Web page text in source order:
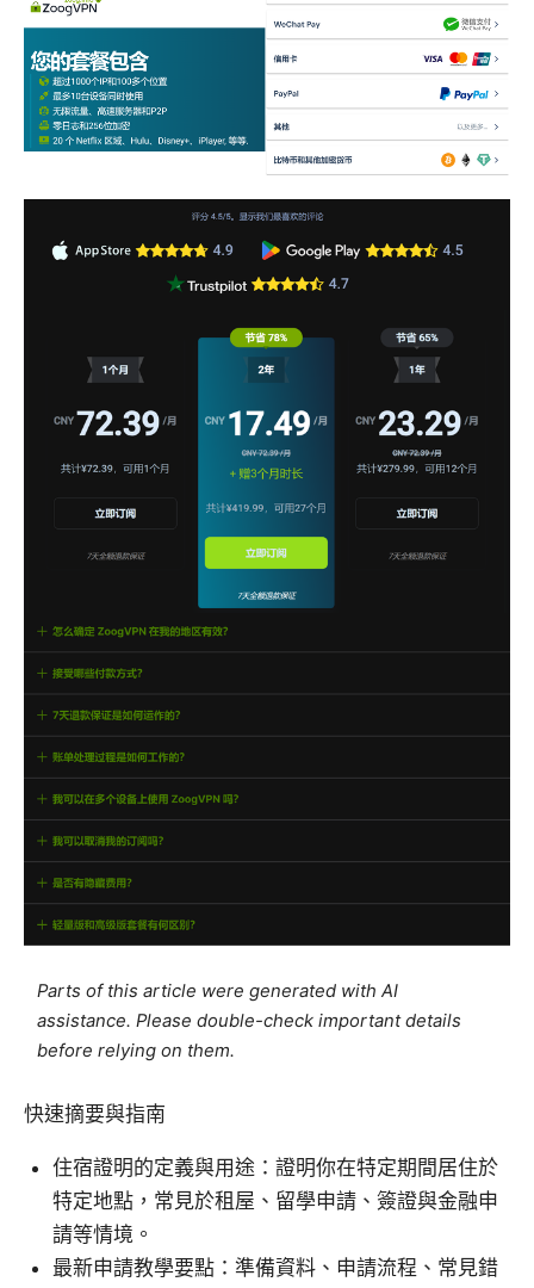
Parts of this article were generated with AI
assistance. Please double-check important details
before relying on them.
快速摘要與指南
住宿證明的定義與用途：證明你在特定期間居住於
特定地點，常見於租屋、留學申請、簽證與金融申
請等情境。
最新申請教學要點：準備資料、申請流程、常見錯